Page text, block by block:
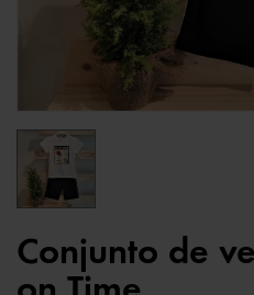
Conjunto de